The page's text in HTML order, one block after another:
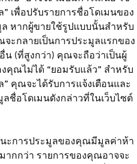
เพื่อปรับรายการชื่อโดเมนของ
ล หากผู้ขายใช้รูปแบบนั้นสำหรับ
ะกลายเป็นการประมูลแรกของ
น (ที่สูงกว่า) คุณจะถือว่าเป็นผู้
คุณไม่ได้ “ยอมรับแล้ว” สำหรับ
คุณจะได้รับการแจ้งเตือนและ
ชื่อโดเมนดังกล่าวที่ในเว็บไซต์
ะการประมูลของคุณมีมูลค่าห้า
ากกว่า รายการของคุณอาจจะ